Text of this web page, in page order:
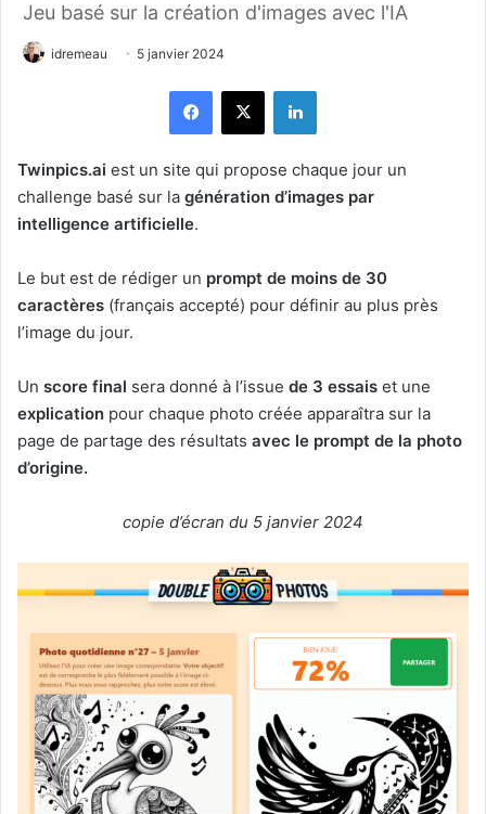
Jeu basé sur la création d'images avec l'IA
idremeau 5 janvier 2024
Facebook
X Linkedin
Twinpics.ai est un site qui propose chaque jour un
challenge basé sur la génération d’images par
intelligence artificielle.
Le but est de rédiger un prompt de moins de 30
caractères (français accepté) pour définir au plus près
l’image du jour.
Un score final sera donné à l’issue de 3 essais et une
explication pour chaque photo créée apparaîtra sur la
page de partage des résultats avec le prompt de la photo
d’origine.
copie d’écran du 5 janvier 2024